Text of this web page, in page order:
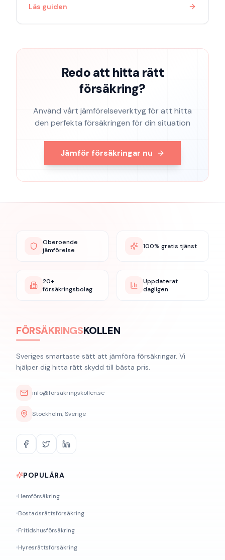
Läs guiden
Redo att hitta rätt
försäkring?
Använd vårt jämförelseverktyg för att hitta
den perfekta försäkringen för din situation
Jämför försäkringar nu
Oberoende
jämförelse
100% gratis tjänst
20+
försäkringsbolag
Uppdaterat
dagligen
FÖRSÄKRINGSKOLLEN
Sveriges smartaste sätt att jämföra försäkringar. Vi
hjälper dig hitta rätt skydd till bästa pris.
info@försäkringskollen.se
Stockholm, Sverige
POPULÄRA
Hemförsäkring
Bostadsrättsförsäkring
Fritidshusförsäkring
Hyresrättsförsäkring